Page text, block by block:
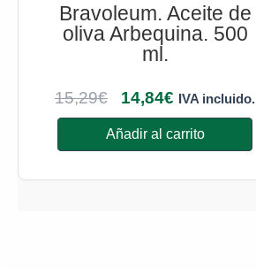
Bravoleum. Aceite de
oliva Arbequina. 500
ml.
15,29€ 14,84€ IVA incluido.
Añadir al carrito